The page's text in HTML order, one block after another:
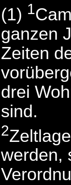
(1) 1
ganzen
Zeiten
drei
sind.
2
werden,